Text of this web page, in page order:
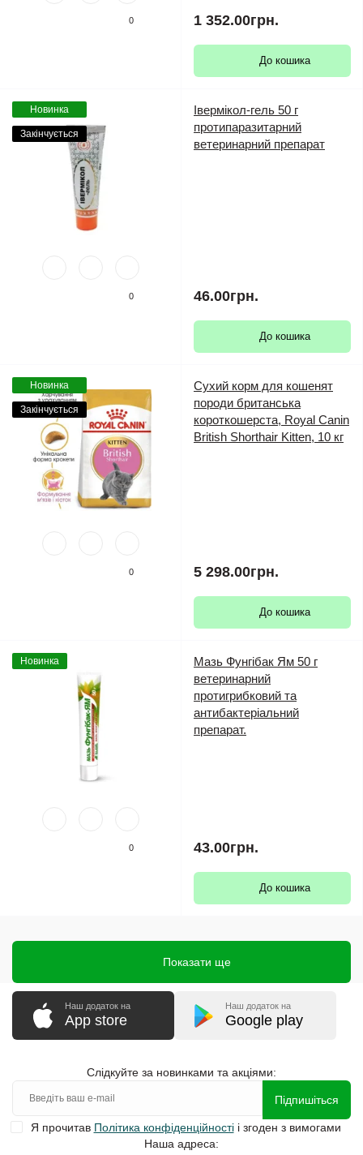
0 1 352.00грн.
До кошика
Новинка
Закінчується
0
Івермікол-гель 50 г
протипаразитарний
ветеринарний препарат
46.00грн.
До кошика
Новинка
Закінчується
0
Сухий корм для кошенят
породи британська
короткошерста, Royal Canin
British Shorthair Kitten, 10 кг
5 298.00грн.
До кошика
Новинка
0
Мазь Фунгібак Ям 50 г
ветеринарний
протигрибковий та
антибактеріальний
препарат.
43.00грн.
До кошика
Показати ще
Наш додаток на
App store
Наш додаток на
Google play
Слідкуйте за новинками та акціями:
Підпишіться
Я прочитав Політика конфіденційностіі згоден з вимогами
Наша адреса: